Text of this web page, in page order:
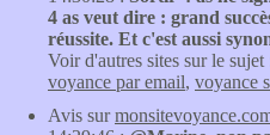
4 as veut dire : grand
réussite. Et c'est aussi
Voir d'autres sites sur le sujet
voyance par email, voyance
Avis sur